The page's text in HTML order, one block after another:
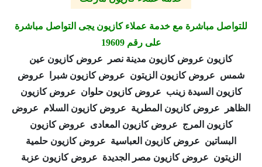
للتواصل مباشرة مع خدمة عملاء كازيون يجى التواصل مباشرة
على رقم 19609
كازيون عروض كازيون مدينة نصر عروض كازيون عين
شمس عروض كازيون الزيتون عروض كازيون شبرا عروض
كازيون السيدة زينب عروض كازيون حلوان عروض كازيون
الظاهر عروض كازيون المطرية عروض كازيون السلام عروض
كازيون المرج عروض كازيون المعادى عروض كازيون
البساتين عروض كازيون العباسية عروض كازيون حلمية
الزيتون عروض كازيون مصر الجديدة عروض كازيون عزبة